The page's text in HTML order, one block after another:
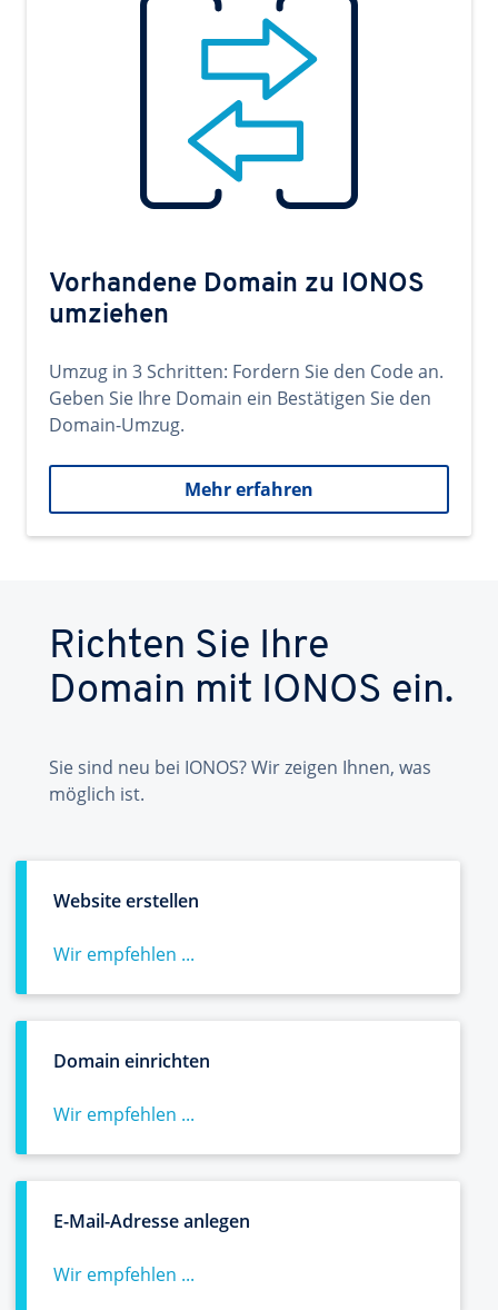
Vorhandene Domain zu IONOS
umziehen
Umzug in 3 Schritten: Fordern Sie den Code an.
Geben Sie Ihre Domain ein Bestätigen Sie den
Domain-Umzug.
Mehr erfahren
Richten Sie Ihre
Domain mit IONOS ein.
Sie sind neu bei IONOS? Wir zeigen Ihnen, was
möglich ist.
Website erstellen
Wir empfehlen ...
Domain einrichten
Wir empfehlen ...
E-Mail-Adresse anlegen
Wir empfehlen ...